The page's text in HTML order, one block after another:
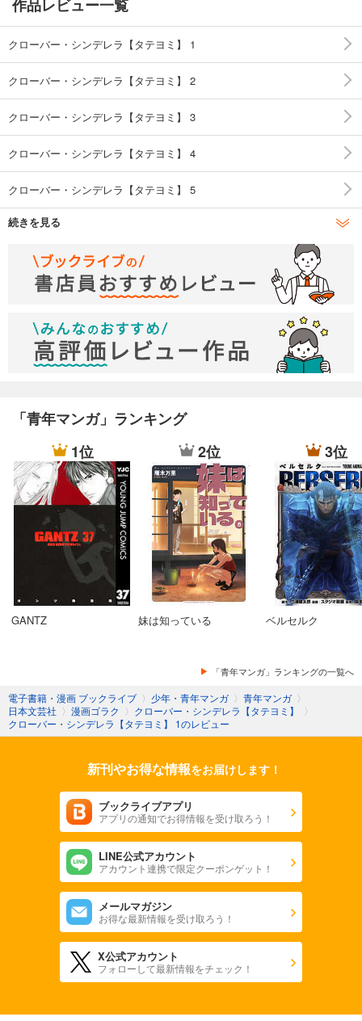
作品レビュー一覧
クローバー・シンデレラ【タテヨミ】 1
クローバー・シンデレラ【タテヨミ】 2
クローバー・シンデレラ【タテヨミ】 3
クローバー・シンデレラ【タテヨミ】 4
クローバー・シンデレラ【タテヨミ】 5
クローバー・シンデレラ【タテヨミ】 6
クローバー・シンデレラ【タテヨミ】 7
クローバー・シンデレラ【タテヨミ】 8
クローバー・シンデレラ【タテヨミ】 9
クローバー・シンデレラ【タテヨミ】 10
クローバー・シンデレラ【タテヨミ】 11
クローバー・シンデレラ【タテヨミ】 12
クローバー・シンデレラ【タテヨミ】 13
クローバー・シンデレラ【タテヨミ】 14
クローバー・シンデレラ【タテヨミ】 15
クローバー・シンデレラ【タテヨミ】 16
続きを見る
「青年マンガ」ランキング
1位
GANTZ
2位
妹は知っている
3位
ベルセルク
「青年マンガ」ランキングの一覧へ
電子書籍・漫画 ブックライブ 〉 少年・青年マンガ 〉 青年マンガ 〉
日本文芸社 〉 漫画ゴラク 〉 クローバー・シンデレラ【タテヨミ】
〉
クローバー・シンデレラ【タテヨミ】 1のレビュー
新刊やお得な情報をお届けします！
ブックライブアプリ
アプリの通知でお得情報を受け取ろう！
LINE公式アカウント
アカウント連携で限定クーポンゲット！
メールマガジン
お得な最新情報を受け取ろう！
X公式アカウント
フォローして最新情報をチェック！